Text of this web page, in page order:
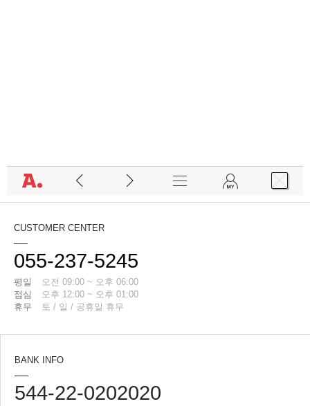
CUSTOMER CENTER
055-237-5245
평일
오전 09:00 ~ 오후 06:00
점심
오후 12:00 ~ 오후 01:00
휴무
토 / 일 / 공휴일 휴무
BANK INFO
544-22-0202020